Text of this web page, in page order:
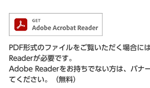
PDF形式のファイルをご覧いただく場合
Readerが必要です。
Adobe Readerをお持ちでない方は、バナ
てください。（無料）